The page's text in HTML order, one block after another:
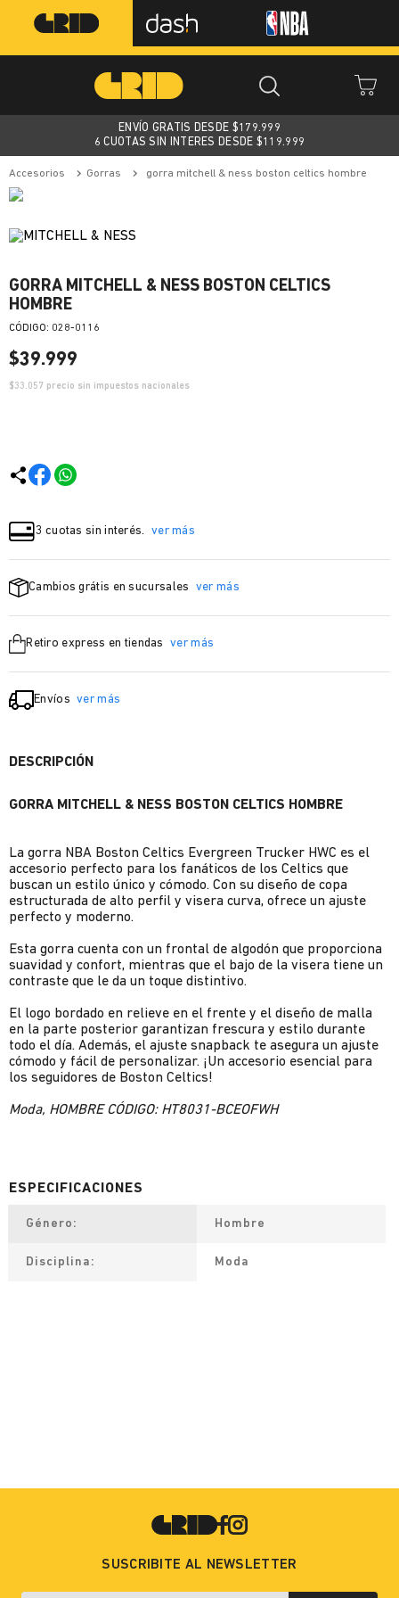
ENVÍO GRATIS DESDE $179.999
6 CUOTAS SIN INTERES DESDE $119.999
accesorios gorras gorra mitchell & ness boston celtics hombre
GORRA MITCHELL & NESS BOSTON CELTICS
HOMBRE
: 028-0116
$39.999
$33.057 precio sin impuestos nacionales
3 cuotas sin interés. ver más
Cambios grátis en sucursales ver más
Retiro express en tiendas ver más
Envíos ver más
DESCRIPCIÓN
GORRA MITCHELL & NESS BOSTON CELTICS HOMBRE
La gorra NBA Boston Celtics Evergreen Trucker HWC es el
accesorio perfecto para los fanáticos de los Celtics que
buscan un estilo único y cómodo. Con su diseño de copa
estructurada de alto perfil y visera curva, ofrece un ajuste
perfecto y moderno.
Esta gorra cuenta con un frontal de algodón que proporciona
suavidad y confort, mientras que el bajo de la visera tiene un
contraste que le da un toque distintivo.
El logo bordado en relieve en el frente y el diseño de malla
en la parte posterior garantizan frescura y estilo durante
todo el día. Además, el ajuste snapback te asegura un ajuste
cómodo y fácil de personalizar. ¡Un accesorio esencial para
los seguidores de Boston Celtics!
Moda, HOMBRE CÓDIGO: HT8031-BCEOFWH
Género Hombre
Disciplina Moda
SUSCRIBITE AL NEWSLETTER